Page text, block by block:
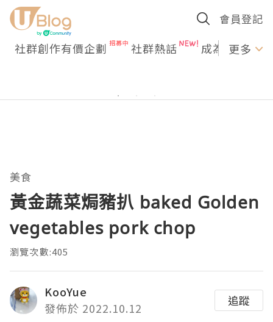
會員登記
社群創作有價企劃 社群熱話 成為U更多
美食
黃金蔬菜焗豬扒 baked Golden
vegetables pork chop
瀏覽次數:405
KooYue
發佈於 2022.10.12
追蹤